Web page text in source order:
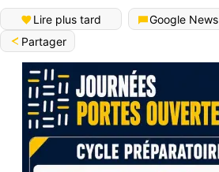
Lire plus tard Google News
Partager